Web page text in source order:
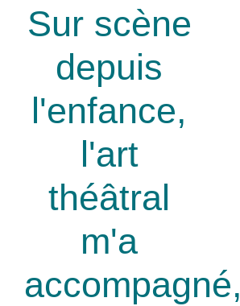
Sur scène
depuis
l'enfance,
l'art
théâtral
m'a
accompagné,